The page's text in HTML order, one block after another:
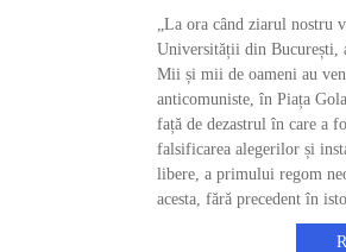
„La ora când ziarul nostru
Universității din București,
Mii și mii de oameni au
anticomuniste, în Piața
față de dezastrul în care a
falsificarea alegerilor și
libere, a primului regom
acesta, fără precedent în